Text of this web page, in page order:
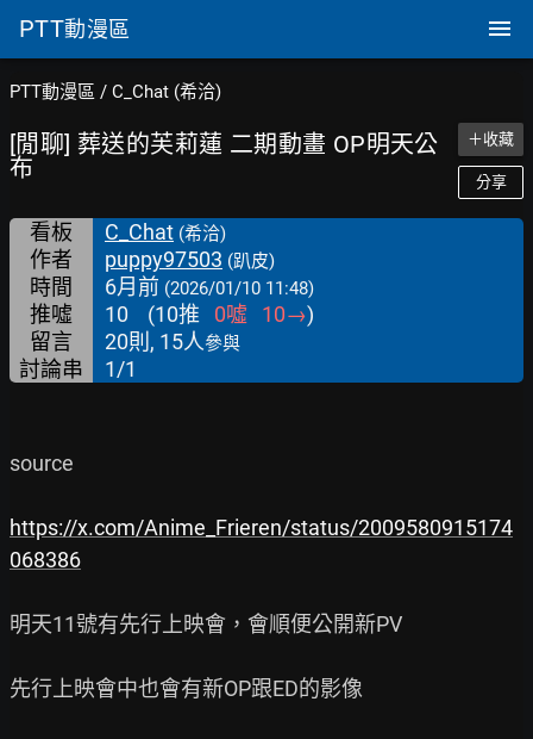
PTT動漫區
PTT動漫區 / C_Chat (希洽)
[閒聊] 葬送的芙莉蓮 二期動畫 OP明天公
布
＋收藏
分享
看板 C_Chat (希洽)
作者 puppy97503 (趴皮)
時間 6月前 (2026/01/10 11:48)
推噓 10 (10推 0噓 10→)
留言
20則, 15人參與
討論串 1/1
source
https://x.com/Anime_Frieren/status/2009580915174
068386
明天11號有先行上映會，會順便公開新PV
先行上映會中也會有新OP跟ED的影像